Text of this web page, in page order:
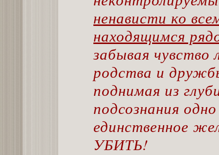
ненависти ко
находящимся
забывая чувство
родства и
поднимая из
подсознания одно
единственное
УБИТЬ!